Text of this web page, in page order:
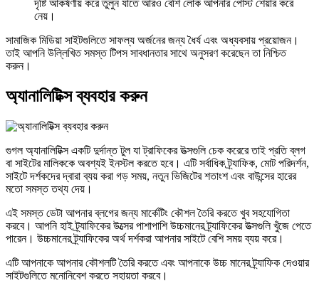
দৃষ্টি আকর্ষণীয় করে তুলুন যাতে আরও বেশি লোক আপনার পোস্ট শেয়ার করে
নেয়।
সামাজিক মিডিয়া সাইটগুলিতে সাফল্য অর্জনের জন্য ধৈর্য এবং অধ্যবসায় প্রয়োজন।
তাই আপনি উল্লিখিত সমস্ত টিপস সাবধানতার সাথে অনুসরণ করেছেন তা নিশ্চিত
করুন।
অ্যানালিটিক্স ব্যবহার করুন
গুগল অ্যানালিটিক্স একটি দুর্দান্ত টুল যা ট্রাফিকের উত্সগুলি চেক করেরে তাই প্রতি ব্লগ
বা সাইটের মালিককে অবশ্যই ইনস্টল করতে হবে। এটি সর্বাধিক ট্র্যাফিক, মোট পরিদর্শন,
সাইটে দর্শকদের দ্বারা ব্যয় করা গড় সময়, নতুন ভিজিটের শতাংশ এবং বাউন্সের হারের
মতো সমস্ত তথ্য দেয়।
এই সমস্ত ডেটা আপনার ব্লগের জন্য মার্কেটিং কৌশল তৈরি করতে খুব সহযোগিতা
করবে। আপনি হাই ট্র্যাফিকের উত্সের পাশাপাশি উচ্চমানের ট্র্যাফিকের উত্সগুলি খুঁজে পেতে
পারেন। উচ্চমানের ট্র্যাফিকের অর্থ দর্শকরা আপনার সাইটে বেশি সময় ব্যয় করে।
এটি আপনাকে আপনার কৌশলটি তৈরি করতে এবং আপনাকে উচ্চ মানের ট্র্যাফিক দেওয়ার
সাইটগুলিতে মনোনিবেশ করতে সহায়তা করবে।